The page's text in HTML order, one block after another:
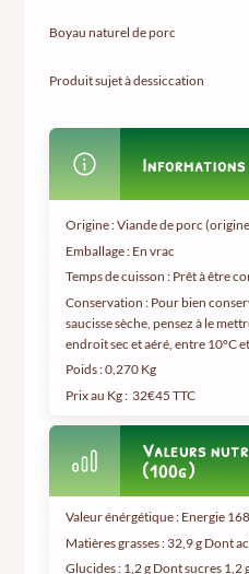
Boyau naturel de porc
Produit sujet à dessiccation
Origine : Viande de porc
Emballage : En vrac
Temps de cuisson : Prêt à être
Conservation : Pour bien
saucisse sèche, pensez à le
endroit sec et aéré, entre 10°C
Poids :0,270 Kg
Prix au Kg : 32€45 TTC
Valeurs
(100g)
Valeur énérgétique : Energie
Matières grasses : 32,9 g Dont
Glucides : 1,2 g Dont sucres 1,2